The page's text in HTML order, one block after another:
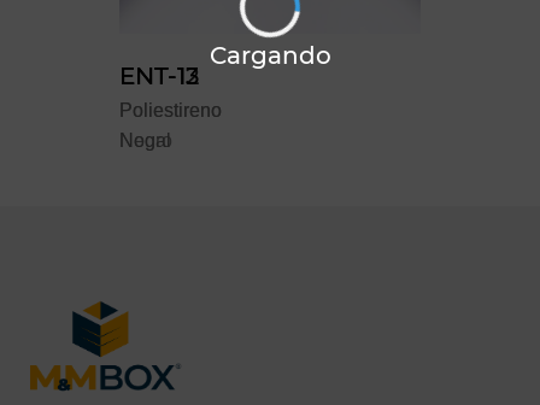
ENT-12
Poliestireno
Negro
ENT-13
Poliestireno
Nogal
Cargando